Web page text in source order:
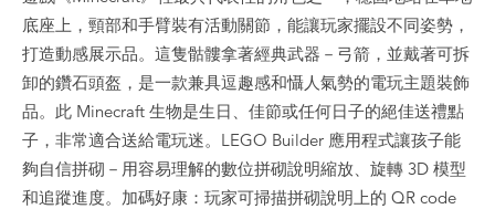
底座上，頸部和手臂裝有活動關節，能讓玩家擺設不同姿勢，
打造動感展示品。這隻骷髏拿著經典武器－弓箭，並戴著可拆
卸的鑽石頭盔，是一款兼具逗趣感和懾人氣勢的電玩主題裝飾
品。此 Minecraft 生物是生日、佳節或任何日子的絕佳送禮點
子，非常適合送給電玩迷。LEGO Builder 應用程式讓孩子能
夠自信拼砌－用容易理解的數位拼砌說明縮放、旋轉 3D 模型
和追蹤進度。加碼好康：玩家可掃描拼砌說明上的 QR code